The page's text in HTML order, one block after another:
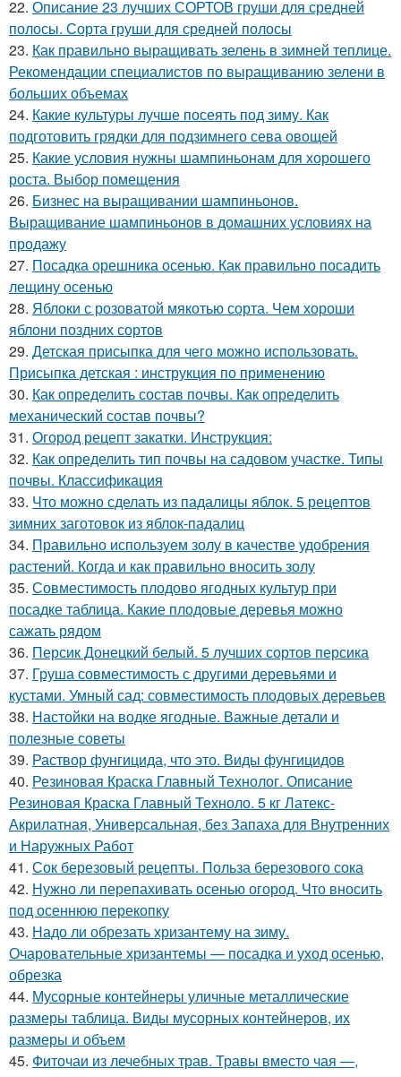
22. Описание 23 лучших СОРТОВ груши для средней
полосы. Сорта груши для средней полосы
23. Как правильно выращивать зелень в зимней теплице.
Рекомендации специалистов по выращиванию зелени в
больших объемах
24. Какие культуры лучше посеять под зиму. Как
подготовить грядки для подзимнего сева овощей
25. Какие условия нужны шампиньонам для хорошего
роста. Выбор помещения
26. Бизнес на выращивании шампиньонов.
Выращивание шампиньонов в домашних условиях на
продажу
27. Посадка орешника осенью. Как правильно посадить
лещину осенью
28. Яблоки с розоватой мякотью сорта. Чем хороши
яблони поздних сортов
29. Детская присыпка для чего можно использовать.
Присыпка детская : инструкция по применению
30. Как определить состав почвы. Как определить
механический состав почвы?
31. Огород рецепт закатки. Инструкция:
32. Как определить тип почвы на садовом участке. Типы
почвы. Классификация
33. Что можно сделать из падалицы яблок. 5 рецептов
зимних заготовок из яблок-падалиц
34. Правильно используем золу в качестве удобрения
растений. Когда и как правильно вносить золу
35. Совместимость плодово ягодных культур при
посадке таблица. Какие плодовые деревья можно
сажать рядом
36. Персик Донецкий белый. 5 лучших сортов персика
37. Груша совместимость с другими деревьями и
кустами. Умный сад: совместимость плодовых деревьев
38. Настойки на водке ягодные. Важные детали и
полезные советы
39. Раствор фунгицида, что это. Виды фунгицидов
40. Резиновая Краска Главный Технолог. Описание
Резиновая Краска Главный Техноло. 5 кг Латекс-
Акрилатная, Универсальная, без Запаха для Внутренних
и Наружных Работ
41. Сок березовый рецепты. Польза березового сока
42. Нужно ли перепахивать осенью огород. Что вносить
под осеннюю перекопку
43. Надо ли обрезать хризантему на зиму.
Очаровательные хризантемы — посадка и уход осенью,
обрезка
44. Мусорные контейнеры уличные металлические
размеры таблица. Виды мусорных контейнеров, их
размеры и объем
45. Фиточаи из лечебных трав. Травы вместо чая —,